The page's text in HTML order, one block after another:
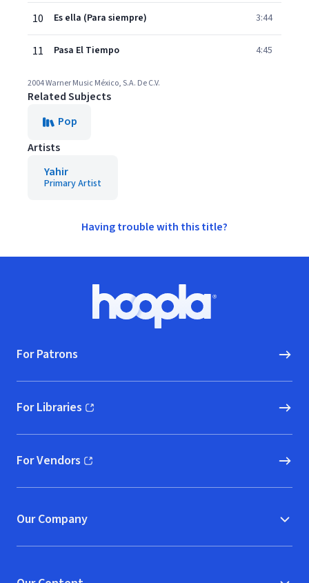
10 Es ella (Para siempre) 3:44
11 Pasa El Tiempo 4:45
2004 Warner Music México, S.A. De C.V.
Related Subjects
Pop
Artists
Yahir
Primary Artist
Having trouble with this title?
Hoopla logo, Go to homepage
For Patrons
For Libraries
(opens in new window)
For Vendors
(opens in new window)
Our Company